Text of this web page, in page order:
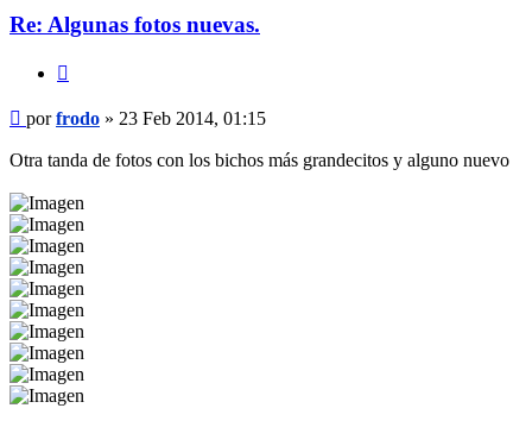
Re: Algunas fotos nuevas.
Mensaje
porfrodo » 23 Feb 2014, 01:15
Otra tanda de fotos con los bichos más grandecitos y alguno nuevo